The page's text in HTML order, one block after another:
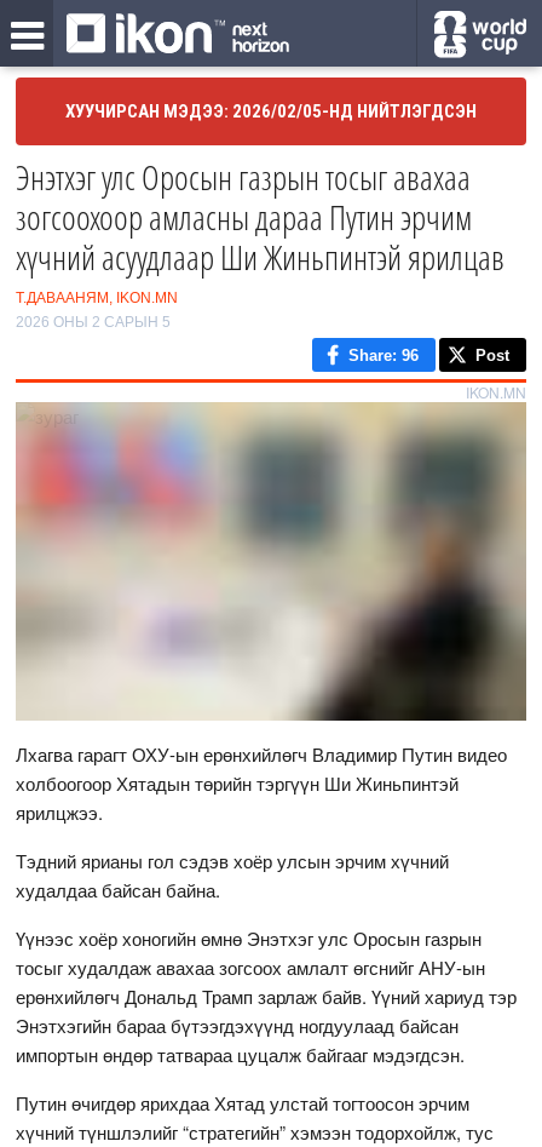
ХУУЧИРСАН МЭДЭЭ: 2026/02/05-НД НИЙТЛЭГДСЭН
Энэтхэг улс Оросын газрын тосыг авахаа
зогсоохоор амласны дараа Путин эрчим
хүчний асуудлаар Ши Жиньпинтэй ярилцав
Т.ДАВААНЯМ, IKON.MN
2026 ОНЫ 2 САРЫН 5
Share: 96 Post
IKON.MN
Лхагва гарагт ОХУ-ын ерөнхийлөгч Владимир Путин видео
холбоогоор Хятадын төрийн тэргүүн Ши Жиньпинтэй
ярилцжээ.
Тэдний ярианы гол сэдэв хоёр улсын эрчим хүчний
худалдаа байсан байна.
Үүнээс хоёр хоногийн өмнө Энэтхэг улс Оросын газрын
тосыг худалдаж авахаа зогсоох амлалт өгснийг АНУ-ын
ерөнхийлөгч Дональд Трамп зарлаж байв. Үүний хариуд тэр
Энэтхэгийн бараа бүтээгдэхүүнд ногдуулаад байсан
импортын өндөр татвараа цуцалж байгааг мэдэгдсэн.
Путин өчигдөр ярихдаа Хятад улстай тогтоосон эрчим
хүчний түншлэлийг “стратегийн” хэмээн тодорхойлж, тус